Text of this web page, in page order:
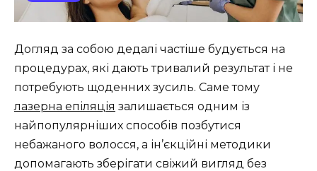
Догляд за собою дедалі частіше будується на
процедурах, які дають тривалий результат і не
потребують щоденних зусиль. Саме тому
лазерна епіляція залишається одним із
найпопулярніших способів позбутися
небажаного волосся, а ін’єкційні методики
допомагають зберігати свіжий вигляд без